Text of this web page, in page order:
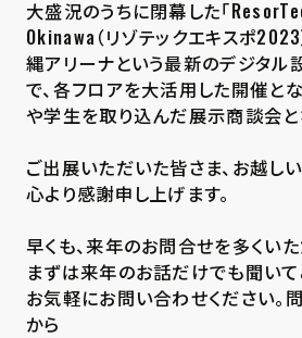
大盛況のうちに閉幕した「
Okinawa（リゾテックエキスポ2023
縄アリーナという最新のデジタル
で、各フロアを大活用した開催と
や学生を取り込んだ展示商談会と
ご出展いただいた皆さま、お越し
心より感謝申し上げます。
早くも、来年のお問合せを多くいた
まずは来年のお話だけでも聞いて
お気軽にお問い合わせください。
から